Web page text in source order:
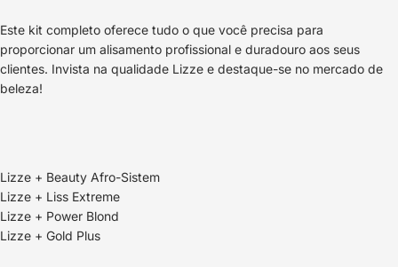
Este kit completo oferece tudo o que você precisa para
proporcionar um alisamento profissional e duradouro aos seus
clientes. Invista na qualidade Lizze e destaque-se no mercado de
beleza!
Lizze + Beauty Afro-Sistem
Lizze + Liss Extreme
Lizze + Power Blond
Lizze + Gold Plus